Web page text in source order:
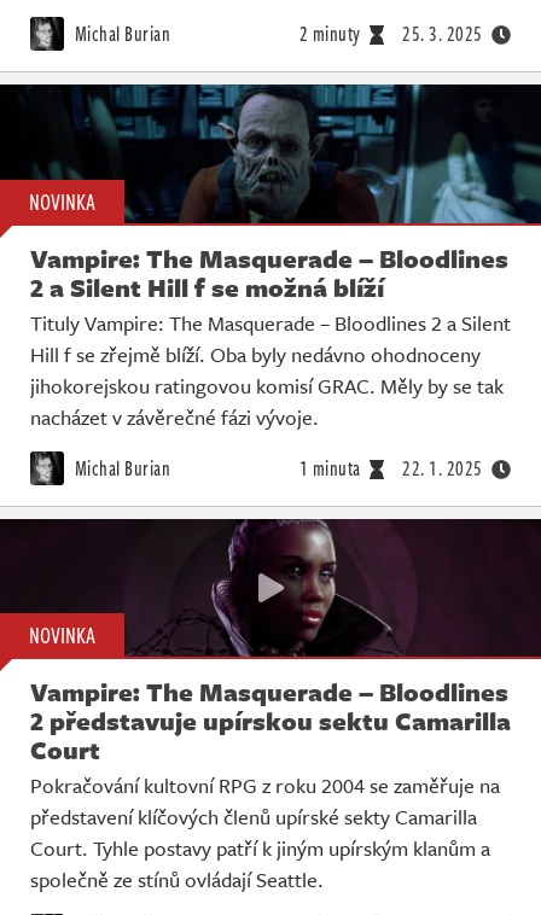
Michal Burian 2 minuty 25. 3. 2025
NOVINKA
Vampire: The Masquerade – Bloodlines
2 a Silent Hill f se možná blíží
Tituly Vampire: The Masquerade – Bloodlines 2 a Silent
Hill f se zřejmě blíží. Oba byly nedávno ohodnoceny
jihokorejskou ratingovou komisí GRAC. Měly by se tak
nacházet v závěrečné fázi vývoje.
Michal Burian 1 minuta 22. 1. 2025
NOVINKA
Vampire: The Masquerade – Bloodlines
2 představuje upírskou sektu Camarilla
Court
Pokračování kultovní RPG z roku 2004 se zaměřuje na
představení klíčových členů upírské sekty Camarilla
Court. Tyhle postavy patří k jiným upírským klanům a
společně ze stínů ovládají Seattle.